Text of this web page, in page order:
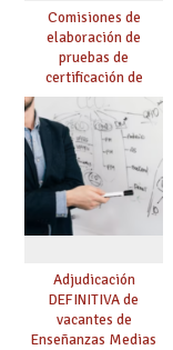
Comisiones de
elaboración de
pruebas de
certificación de
competencia
lingüística: publicada
resolución definitiva
Adjudicación
DEFINITIVA de
vacantes de
Enseñanzas Medias